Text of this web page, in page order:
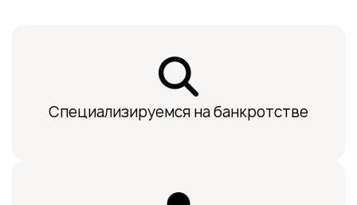
Специализируемся на банкротстве